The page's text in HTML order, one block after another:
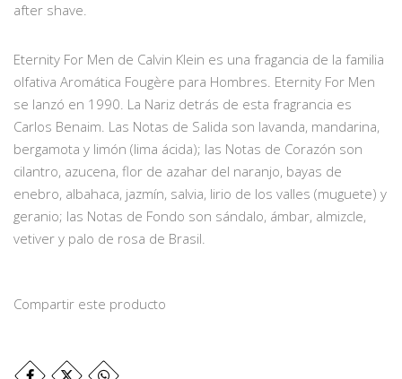
after shave.
Eternity For Men de Calvin Klein es una fragancia de la familia
olfativa Aromática Fougère para Hombres. Eternity For Men
se lanzó en 1990. La Nariz detrás de esta fragrancia es
Carlos Benaim. Las Notas de Salida son lavanda, mandarina,
bergamota y limón (lima ácida); las Notas de Corazón son
cilantro, azucena, flor de azahar del naranjo, bayas de
enebro, albahaca, jazmín, salvia, lirio de los valles (muguete) y
geranio; las Notas de Fondo son sándalo, ámbar, almizcle,
vetiver y palo de rosa de Brasil.
Compartir este producto